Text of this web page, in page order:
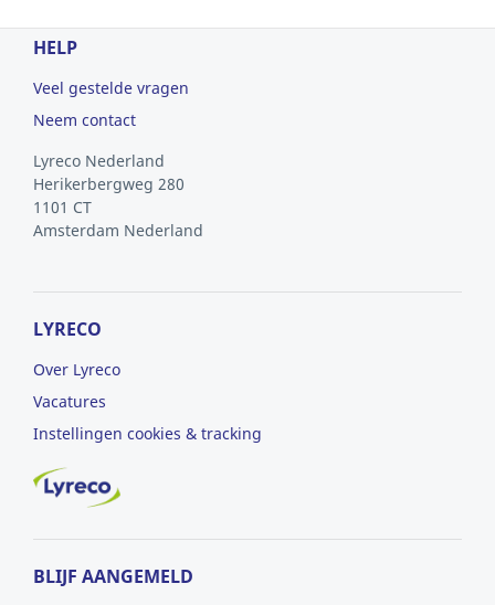
HELP
Veel gestelde vragen
Neem contact
Lyreco Nederland
Herikerbergweg 280
1101 CT
Amsterdam Nederland
LYRECO
Over Lyreco
Vacatures
Instellingen cookies & tracking
BLIJF AANGEMELD